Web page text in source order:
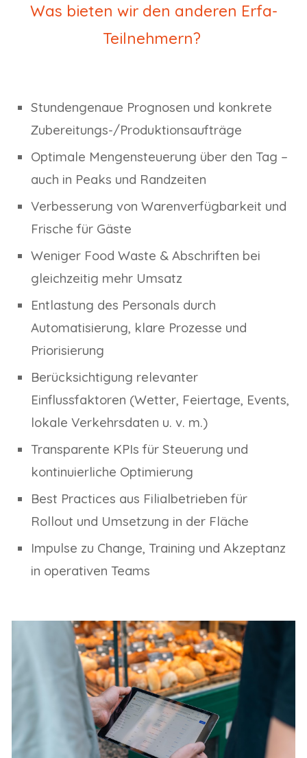
Was bieten wir den anderen Erfa-
Teilnehmern?
Stundengenaue Prognosen und konkrete
Zubereitungs-/Produktionsaufträge
Optimale Mengensteuerung über den Tag –
auch in Peaks und Randzeiten
Verbesserung von Warenverfügbarkeit und
Frische für Gäste
Weniger Food Waste & Abschriften bei
gleichzeitig mehr Umsatz
Entlastung des Personals durch
Automatisierung, klare Prozesse und
Priorisierung
Berücksichtigung relevanter
Einflussfaktoren (Wetter, Feiertage, Events,
lokale Verkehrsdaten u. v. m.)
Transparente KPIs für Steuerung und
kontinuierliche Optimierung
Best Practices aus Filialbetrieben für
Rollout und Umsetzung in der Fläche
Impulse zu Change, Training und Akzeptanz
in operativen Teams